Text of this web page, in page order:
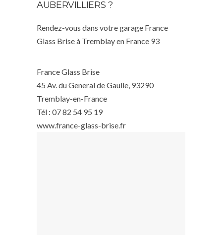
AUBERVILLIERS ?
Rendez-vous dans votre garage France
Glass Brise à Tremblay en France 93
France Glass Brise
45 Av. du General de Gaulle, 93290
Tremblay-en-France
Tél : 07 82 54 95 19
www.france-glass-brise.fr